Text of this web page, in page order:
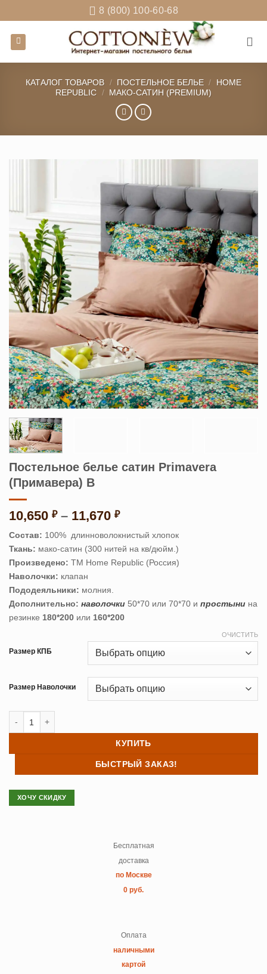
to
content
8 (800) 100-60-68
КАТАЛОГ ТОВАРОВ / ПОСТЕЛЬНОЕ БЕЛЬЕ /
HOME
REPUBLIC / МАКО-САТИН (PREMIUM)
Постельное белье сатин Primavera
(Примавера) B
10,650 ₽ – 11,670 ₽Диапазон
10,650 ₽
–
11,670 ₽
Состав: 100% длинноволокнистый хлопок
Ткань: мако-сатин (300 нитей на кв/дюйм.)
Произведено: ТМ Home Republic (Россия)
Наволочки: клапан
Пододеяльники: молния.
Дополнительно: наволочки 50*70 или 70*70 и простыни на
резинке 180*200 или 160*200
Размер КПБ
Размер Наволочки
ОЧИСТИТЬ
КУПИТЬ
БЫСТРЫЙ ЗАКАЗ!
ХОЧУ СКИДКУ
Бесплатная
доставка
по Москве
0 руб.
Оплата
наличными
картой